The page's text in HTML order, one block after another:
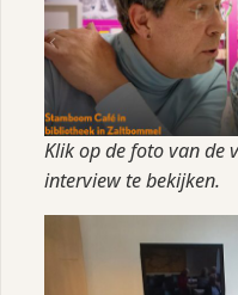
Klik op de foto van de
interview te bekijken.